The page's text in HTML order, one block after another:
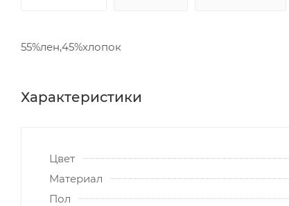
55%лен,45%хлопок
Характеристики
Цвет
Материал
Пол